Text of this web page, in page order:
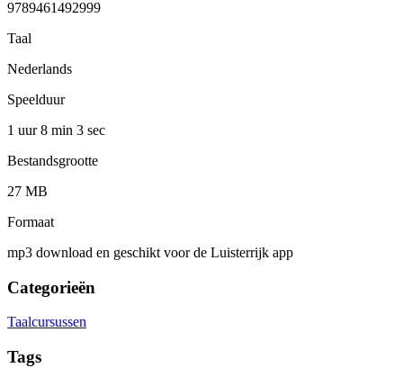
9789461492999
Taal
Nederlands
Speelduur
1 uur 8 min 3 sec
Bestandsgrootte
27 MB
Formaat
mp3 download en geschikt voor de Luisterrijk app
Categorieën
Taalcursussen
Tags